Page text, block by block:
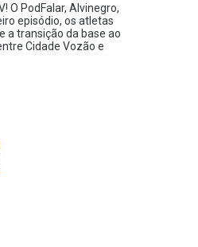
O PodFalar, Alvinegro,
episódio, os atletas
a transição da base ao
Cidade Vozão e